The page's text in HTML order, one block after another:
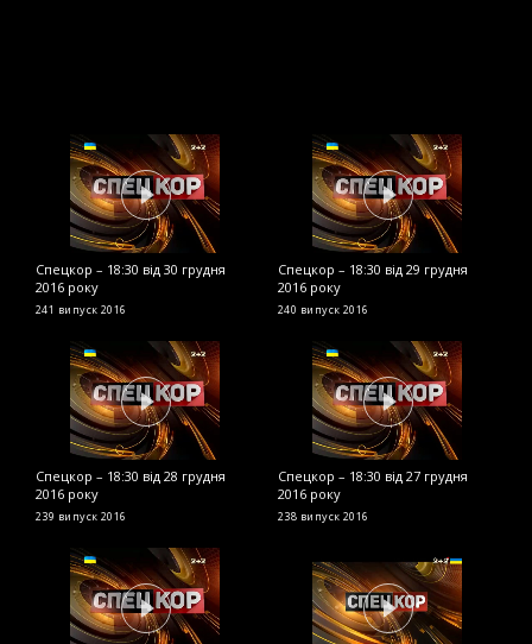
Спецкор – 18:30 від 30 грудня
2016 року
241 випуск 2016
Спецкор – 18:30 від 29 грудня
2016 року
240 випуск 2016
Спецкор – 18:30 від 28 грудня
2016 року
239 випуск 2016
Спецкор – 18:30 від 27 грудня
2016 року
238 випуск 2016